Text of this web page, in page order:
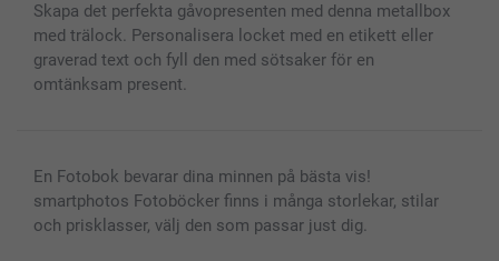
MyNameBook
Fotoalmanackor & Fotoagenda
Fotoramar & Tillbehör
Villkor och garantier
Investor Relations
Priser & betalning
Status på beställningar
Skapa det perfekta gåvopresenten med denna metallbox
med trälock. Personalisera locket med en etikett eller
graverad text och fyll den med sötsaker för en
omtänksam present.
En Fotobok bevarar dina minnen på bästa vis!
smartphotos Fotoböcker finns i många storlekar, stilar
och prisklasser, välj den som passar just dig.